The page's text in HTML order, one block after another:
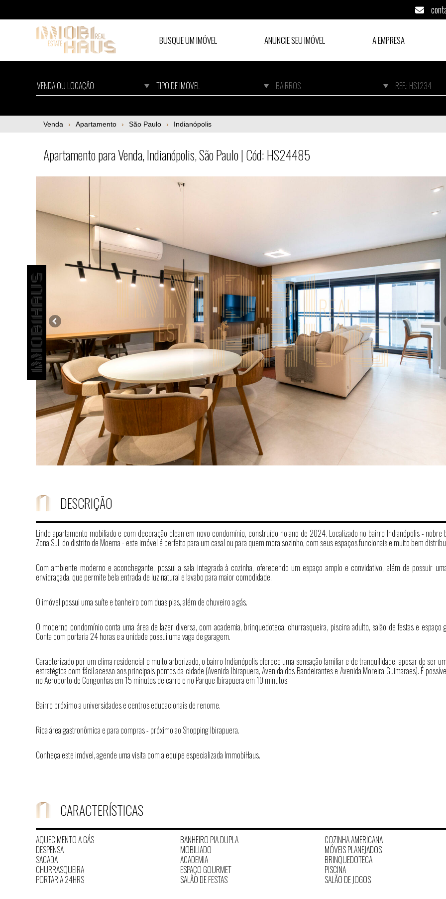
BUSQUE UM IMÓVEL ANUNCIE SEU IMÓVEL A EMPRESA
Apartamento para Venda, Indianópolis, São Paulo | Cód: HS24485
Venda Apartamento São Paulo Indianópolis
Apartamento para Venda, Indianópolis, São Paulo | Cód: HS24485
DESCRIÇÃO
Lindo apartamento mobiliado e com decoração clean em novo condomínio, construído no ano de 2024. Localizado no bairro Indianópolis - nobre
Zona Sul, do distrito de Moema - este imóvel é perfeito para um casal ou para quem mora sozinho, com seus espaços funcionais e muito bem
Com ambiente moderno e aconchegante, possui a sala integrada à cozinha, oferecendo um espaço amplo e convidativo, além de possuir
envidraçada, que permite bela entrada de luz natural e lavabo para maior comodidade.
O imóvel possui uma suíte e banheiro com duas pias, além de chuveiro a gás.
O moderno condomínio conta uma área de lazer diversa, com academia, brinquedoteca, churrasqueira, piscina adulto, salão de festas e espaço
Conta com portaria 24 horas e a unidade possui uma vaga de garagem.
Caracterizado por um clima residencial e muito arborizado, o bairro Indianópolis oferece uma sensação familiar e de tranquilidade, apesar de ser
estratégica com fácil acesso aos principais pontos da cidade (Avenida Ibirapuera, Avenida dos Bandeirantes e Avenida Moreira Guimarães). É
no Aeroporto de Congonhas em 15 minutos de carro e no Parque Ibirapuera em 10 minutos.
Bairro próximo a universidades e centros educacionais de renome.
Rica área gastronômica e para compras - próximo ao Shopping Ibirapuera.
Conheça este imóvel, agende uma visita com a equipe especializada ImmobiHaus.
CARACTERÍSTICAS
AQUECIMENTO A GÁS BANHEIRO PIA DUPLA
COZINHA AMERICANA
DESPENSA
MOBILIADO
MÓVEIS PLANEJADOS
SACADA
ACADEMIA
BRINQUEDOTECA
CHURRASQUEIRA
ESPAÇO GOURMET
PISCINA
PORTARIA 24HRS
SALÃO DE FESTAS SALÃO DE JOGOS